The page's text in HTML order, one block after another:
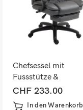
Chefsessel mit
Fussstütze &
Massagefunktion
höhenverstellbar
CHF 233.00
In den Warenkorb